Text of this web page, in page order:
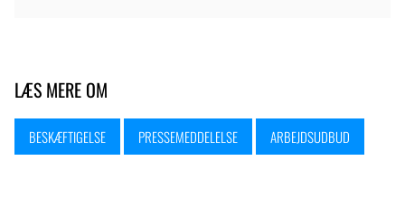
LÆS MERE OM
BESKÆFTIGELSE PRESSEMEDDELELSE ARBEJDSUDBUD